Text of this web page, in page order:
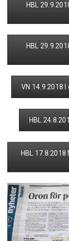
HBL
HBL
VN 14.9.2018
HBL
HBL